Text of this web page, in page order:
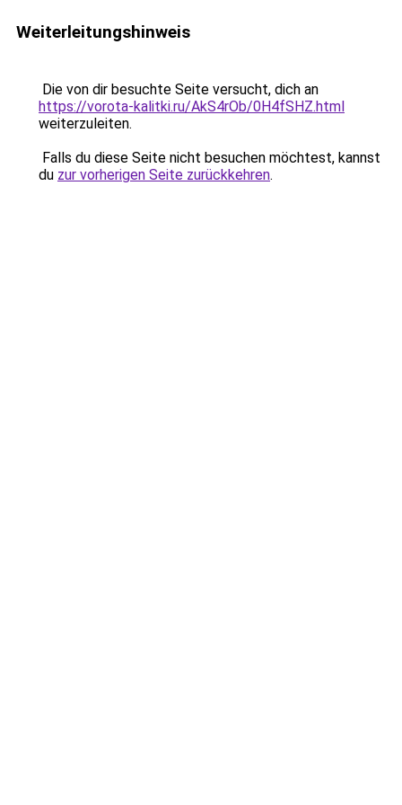
Weiterleitungshinweis
Die von dir besuchte Seite versucht, dich an
https://vorota-kalitki.ru/AkS4rOb/0H4fSHZ.html
weiterzuleiten.
Falls du diese Seite nicht besuchen möchtest, kannst
du zur vorherigen Seite zurückkehren.